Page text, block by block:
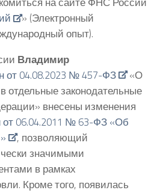
» (Электронный
опыт).
Владимир
от 04.08.2023 № 457-ФЗ
«О
отдельные законодательные
внесены изменения
от 06.04.2011 № 63-ФЗ «Об
, позволяющий
значимыми
в рамках
Кроме того, появилась